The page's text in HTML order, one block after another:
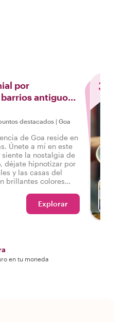
por
antiguos
destacados | Goa
de Goa reside en
Únete a mí en este
la nostalgia de
déjate hipnotizar por
y las casas del
brillantes colores
Explorar
3
en tu moneda